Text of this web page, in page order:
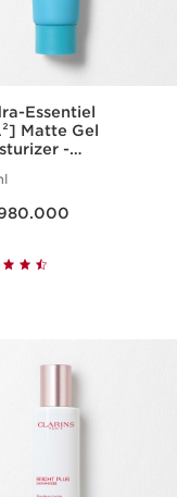
Essentiel
Matte Gel
-